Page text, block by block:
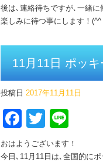
後は､連絡待ちですが､一緒に
楽しみに待つ事にします！(^^
11月11日 ポッ
投稿日 2017年11月11日
Facebook
Twitter
おはようございます！
今日､11月11日は､全国的に